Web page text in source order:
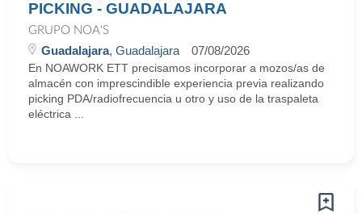
PICKING - GUADALAJARA
GRUPO NOA'S
Guadalajara, Guadalajara 07/08/2026
En NOAWORK ETT precisamos incorporar a mozos/as de
almacén con imprescindible experiencia previa realizando
picking PDA/radiofrecuencia u otro y uso de la traspaleta
eléctrica ...